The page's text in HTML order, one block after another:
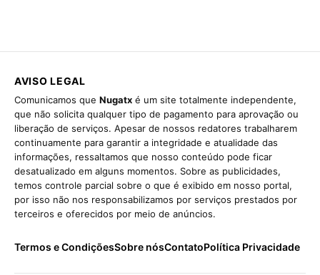
AVISO LEGAL
Comunicamos que Nugatx é um site totalmente independente,
que não solicita qualquer tipo de pagamento para aprovação ou
liberação de serviços. Apesar de nossos redatores trabalharem
continuamente para garantir a integridade e atualidade das
informações, ressaltamos que nosso conteúdo pode ficar
desatualizado em alguns momentos. Sobre as publicidades,
temos controle parcial sobre o que é exibido em nosso portal,
por isso não nos responsabilizamos por serviços prestados por
terceiros e oferecidos por meio de anúncios.
Termos e CondiçõesSobre nósContatoPolítica Privacidade